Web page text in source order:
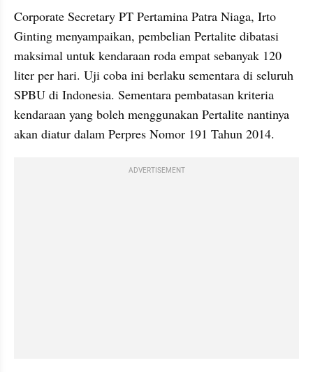
Corporate Secretary PT Pertamina Patra Niaga, Irto
Ginting menyampaikan, pembelian Pertalite dibatasi
maksimal untuk kendaraan roda empat sebanyak 120
liter per hari. Uji coba ini berlaku sementara di seluruh
SPBU di Indonesia. Sementara pembatasan kriteria
kendaraan yang boleh menggunakan Pertalite nantinya
akan diatur dalam Perpres Nomor 191 Tahun 2014.
ADVERTISEMENT